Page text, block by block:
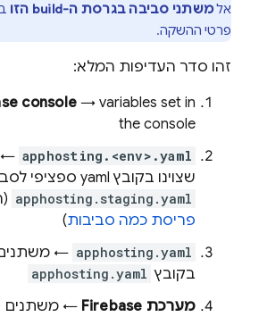
אלמשתני סביבה בגרסת ה-build הזו
פרטי ההשקה.
זהו סדר העדיפות המלא:
console → variables set in
the console
apphosting.<env>.yaml
←
שצוינו בקובץ yaml ספציפי לסביבה, כמו
apphosting.staging.yaml
פריסת כמה סביבות)
apphosting.yaml ← משתנים
בקובץ apphosting.yaml
מערכת Firebase
← משתנים